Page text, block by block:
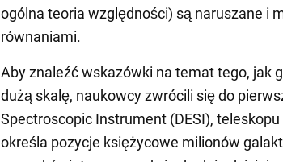
ogólna teoria względności) są naruszane i
równaniami.
Aby znaleźć wskazówki na temat tego, jak
dużą skalę, naukowcy zwrócili się do
Spectroscopic Instrument (DESI),
określa pozycje księżycowe milionów